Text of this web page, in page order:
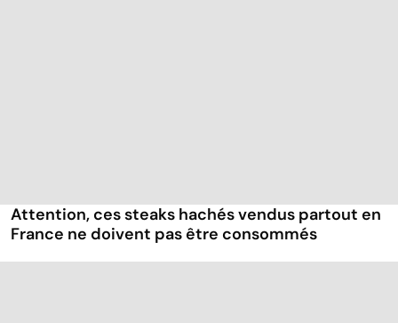
Attention, ces steaks hachés vendus partout en
France ne doivent pas être consommés